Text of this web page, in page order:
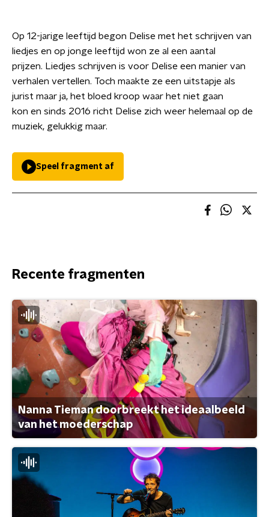
Op 12-jarige leeftijd begon Delise met het schrijven van
liedjes en op jonge leeftijd won ze al een aantal
prijzen. Liedjes schrijven is voor Delise een manier van
verhalen vertellen. Toch maakte ze een uitstapje als
jurist maar ja, het bloed kroop waar het niet gaan
kon en sinds 2016 richt Delise zich weer helemaal op de
muziek, gelukkig maar.
Speel fragment af
Recente fragmenten
Nanna Tieman doorbreekt het ideaalbeeld
van het moederschap